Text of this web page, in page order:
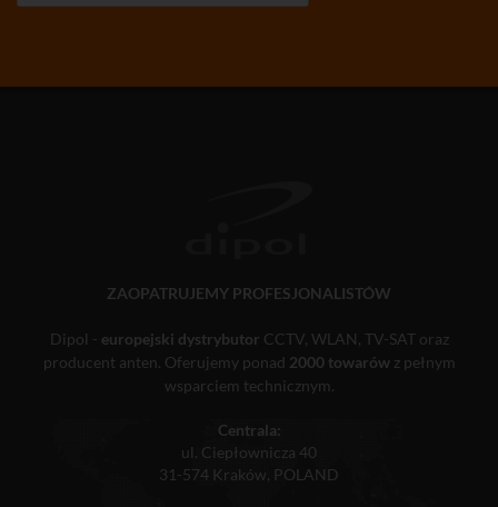
ZAOPATRUJEMY PROFESJONALISTÓW
Dipol - europejski dystrybutor CCTV, WLAN, TV-SAT oraz
producent anten. Oferujemy ponad 2000 towarówz pełnym
wsparciem technicznym.
Centrala:
ul. Ciepłownicza 40
31-574 Kraków, POLAND